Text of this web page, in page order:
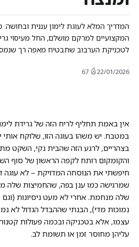
המדריך המלא לעוגת לימון עננית ובחושה:
המקצועיים למרקם מושלם, החל מעיסוי
לטכניקת הערבוב שתבטיח מאפה רך
22/01/2026
67
אין באמת תחליף לריח הזה של גרידת
במטבח. יש משהו בעוגה הזו, שלוקח אותי
בצהריים, לרגע הזה שהבית נקי, השקט
והקומקום רותח לקפה הראשון של סוף
חיפשתי את הנוסחה המדויקת – לא עוגה
שמרגישה כמו ענן בפה, שהחמיצות שלה
שלה מנחמת. אחרי לא מעט ניסיונות (וגם
נמוכות מדי), הבנתי שההבדל הגדול לא
עצמו, אלא בטכניקה ובכמה פעולות
עליהן מחוסר זמן או תשומת לב.